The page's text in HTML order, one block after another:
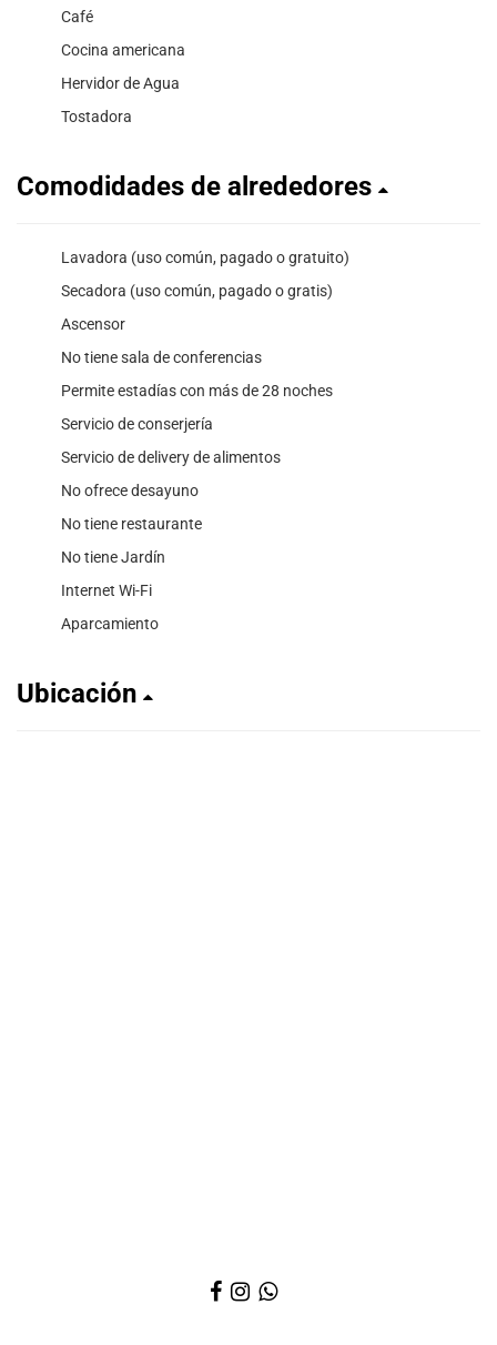
Café
Cocina americana
Hervidor de Agua
Tostadora
Comodidades de alrededores
Lavadora (uso común, pagado o gratuito)
Secadora (uso común, pagado o gratis)
Ascensor
No tiene sala de conferencias
Permite estadías con más de 28 noches
Servicio de conserjería
Servicio de delivery de alimentos
No ofrece desayuno
No tiene restaurante
No tiene Jardín
Internet Wi-Fi
Aparcamiento
Ubicación